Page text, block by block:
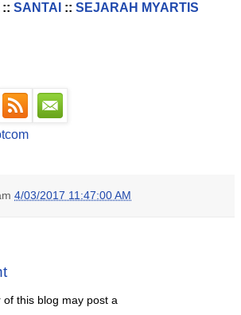
:: SANTAI :: SEJARAH MYARTIS
4/03/2017 11:47:00 AM
this blog may post a